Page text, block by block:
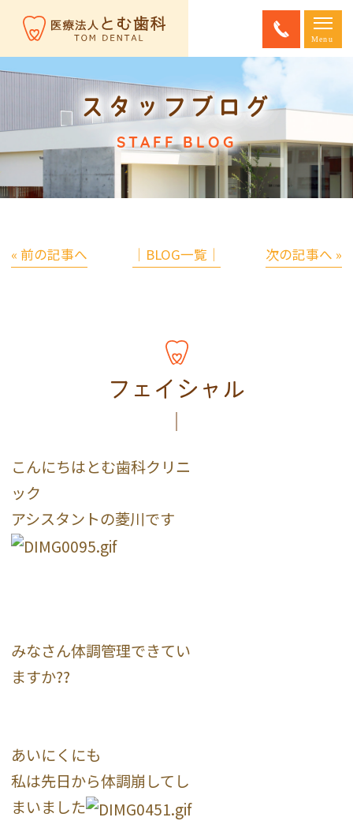
スタッフブログ
STAFF BLOG
« 前の記事へ │BLOG一覧│ 次の記事へ »
フェイシャル
こんにちはとむ歯科クリニ
ック
アシスタントの菱川です
みなさん体調管理できてい
ますか??
あいにくにも
私は先日から体調崩してし
まいました